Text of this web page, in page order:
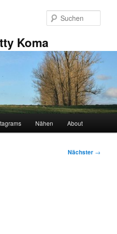
Koma
Nähen About
Nächster →